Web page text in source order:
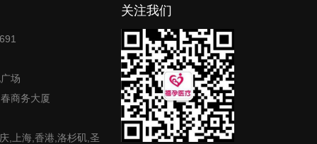
场
商务大厦
,上海,香港,洛杉矶,圣
关注我们